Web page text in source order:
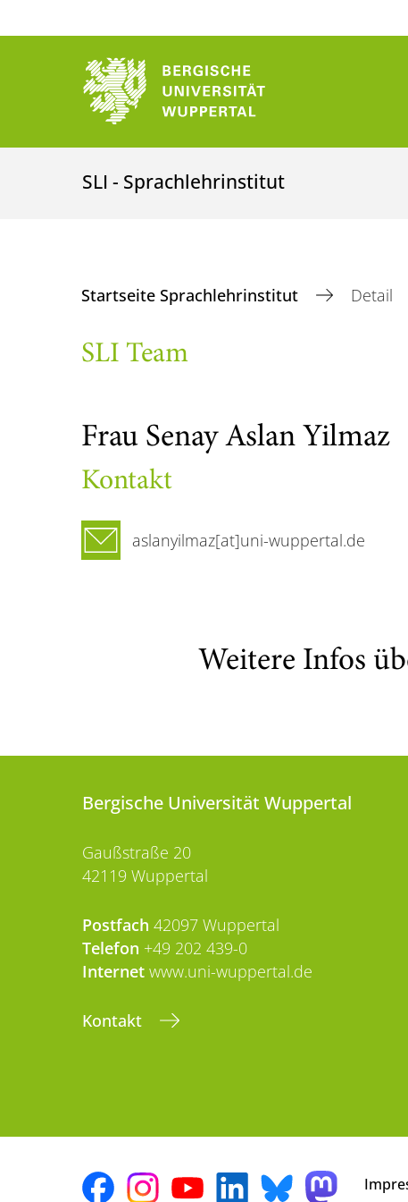
SLI - Sprachlehrinstitut
Startseite Sprachlehrinstitut Detail
SLI Team
Frau Senay Aslan Yilmaz
Kontakt
aslanyilmaz[at]uni-wuppertal.de
Weitere Infos
Bergische Universität Wuppertal
Gaußstraße 20
42119 Wuppertal
Postfach 42097 Wuppertal
Telefon +49 202 439-0
Internet www.uni-wuppertal.de
Kontakt